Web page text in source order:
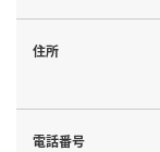
住所
電話番号